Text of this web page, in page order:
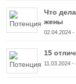
Что
жены
02.04.2024 -
15
11.03.2024 -